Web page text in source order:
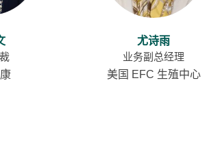
尤诗雨
业务副总经理
美国 EFC 生殖中心